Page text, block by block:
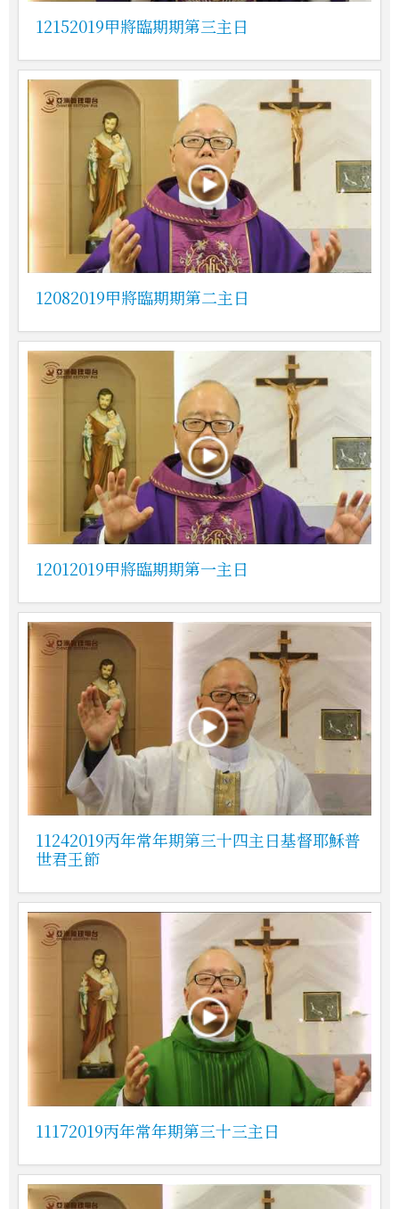
12152019甲將臨期期第三主日
12082019甲將臨期期第二主日
12012019甲將臨期期第一主日
11242019丙年常年期第三十四主日基督耶穌普
世君王節
11172019丙年常年期第三十三主日